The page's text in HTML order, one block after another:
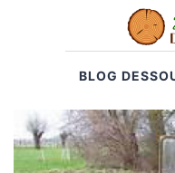
BLOG